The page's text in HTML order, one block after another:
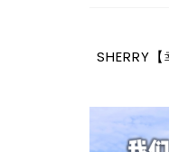
SHERRY